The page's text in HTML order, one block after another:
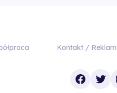
Kontakt /